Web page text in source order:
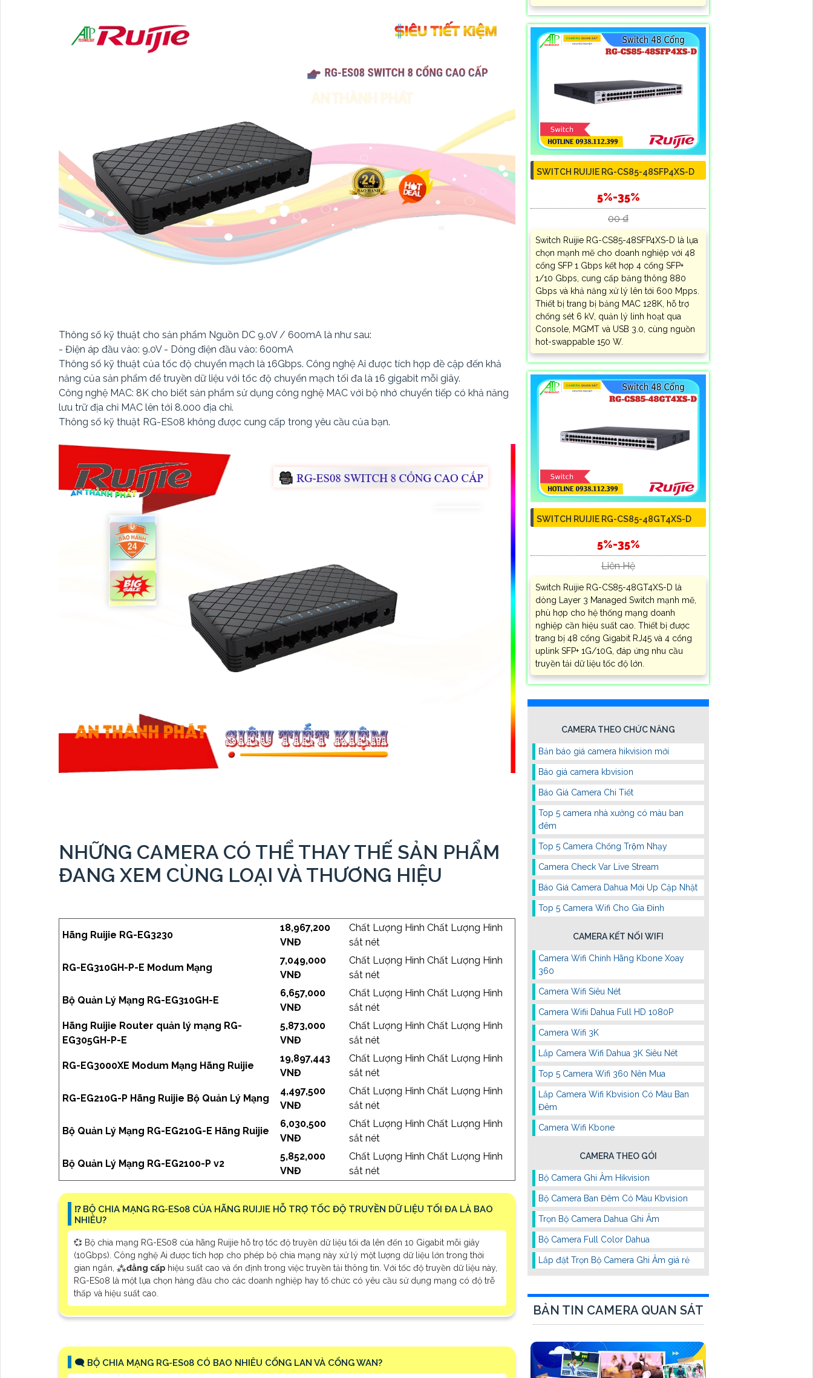
Thông số kỹ thuật cho sản phẩm Nguồn DC 9.0V / 600mA là như sau:
- Điện áp đầu vào: 9.0V - Dòng điện đầu vào: 600mA
Thông số kỹ thuật của tốc độ chuyển mạch là 16Gbps. Công nghệ Ai được tích hợp đề cập đến khả
năng của sản phẩm để truyền dữ liệu với tốc độ chuyển mạch tối đa là 16 gigabit mỗi giây.
Công nghệ MAC: 8K cho biết sản phẩm sử dụng công nghệ MAC với bộ nhớ chuyển tiếp có khả năng
lưu trữ địa chỉ MAC lên tới 8.000 địa chỉ.
Thông số kỹ thuật RG-ES08 không được cung cấp trong yêu cầu của bạn.
NHỮNG CAMERA CÓ THỂ THAY THẾ SẢN PHẨM
ĐANG XEM CÙNG LOẠI VÀ THƯƠNG HIỆU
Hãng Ruijie RG-EG3230
18,967,200
VNĐ
Chất Lượng Hình Chất Lượng Hình
sắt nét
RG-EG310GH-P-E Modum Mạng
7,049,000
VNĐ
Chất Lượng Hình Chất Lượng Hình
sắt nét
Bộ Quản Lý Mạng RG-EG310GH-E
6,657,000
VNĐ
Chất Lượng Hình Chất Lượng Hình
sắt nét
Hãng Ruijie Router quản lý mạng RG-
EG305GH-P-E
5,873,000
VNĐ
Chất Lượng Hình Chất Lượng Hình
sắt nét
RG-EG3000XE Modum Mạng Hãng Ruijie
19,897,443
VNĐ
Chất Lượng Hình Chất Lượng Hình
sắt nét
RG-EG210G-P Hãng Ruijie Bộ Quản Lý Mạng
4,497,500
VNĐ
Chất Lượng Hình Chất Lượng Hình
sắt nét
Bộ Quản Lý Mạng RG-EG210G-E Hãng Ruijie
6,030,500
VNĐ
Chất Lượng Hình Chất Lượng Hình
sắt nét
Bộ Quản Lý Mạng RG-EG2100-P v2
5,852,000
VNĐ
Chất Lượng Hình Chất Lượng Hình
sắt nét
⁉️ BỘ CHIA MẠNG RG-ES08 CỦA HÃNG RUIJIE HỖ TRỢ TỐC ĐỘ TRUYỀN DỮ LIỆU TỐI ĐA LÀ BAO
NHIÊU?
💞 Bộ chia mạng RG-ES08 của hãng Ruijie hỗ trợ tốc độ truyền dữ liệu tối đa lên đến 10 Gigabit mỗi giây
(10Gbps). Công nghệ Ai được tích hợp cho phép bộ chia mạng này xử lý một lượng dữ liệu lớn trong thời
gian ngắn, ⁂đẳng cấp hiệu suất cao và ổn định trong việc truyền tải thông tin. Với tốc độ truyền dữ liệu này,
RG-ES08 là một lựa chọn hàng đầu cho các doanh nghiệp hay tổ chức có yêu cầu sử dụng mạng có độ trễ
thấp và hiệu suất cao.
🗨️ BỘ CHIA MẠNG RG-ES08 CÓ BAO NHIÊU CỔNG LAN VÀ CỔNG WAN?
SWITCH RUIJIE RG-CS85-48SFP4XS-D
5%-35%
00 ₫
Switch Ruijie RG-CS85-48SFP4XS-D là lựa
chọn mạnh mẽ cho doanh nghiệp với 48
cổng SFP 1 Gbps kết hợp 4 cổng SFP+
1/10 Gbps, cung cấp băng thông 880
Gbps và khả năng xử lý lên tới 600 Mpps.
Thiết bị trang bị bảng MAC 128K, hỗ trợ
chống sét 6 kV, quản lý linh hoạt qua
Console, MGMT và USB 3.0, cùng nguồn
hot-swappable 150 W.
SWITCH RUIJIE RG-CS85-48GT4XS-D
5%-35%
Liên Hệ
Switch Ruijie RG-CS85-48GT4XS-D là
dòng Layer 3 Managed Switch mạnh mẽ,
phù hợp cho hệ thống mạng doanh
nghiệp cần hiệu suất cao. Thiết bị được
trang bị 48 cổng Gigabit RJ45 và 4 cổng
uplink SFP+ 1G/10G, đáp ứng nhu cầu
truyền tải dữ liệu tốc độ lớn.
CAMERA THEO CHỨC NĂNG
Bản báo giá camera hikvision mới
Báo giá camera kbvision
Báo Giá Camera Chi Tiết
Top 5 camera nhà xưởng có màu ban
đêm
Top 5 Camera Chống Trộm Nhạy
Camera Check Var Live Stream
Báo Giá Camera Dahua Mới Up Cập Nhật
Top 5 Camera Wifi Cho Gia Đình
CAMERA KẾT NỐI WIFI
Camera Wifi Chính Hãng Kbone Xoay
360
Camera Wifi Siêu Nét
Camera Wifii Dahua Full HD 1080P
Camera Wifi 3K
Lắp Camera Wifi Dahua 3K Siêu Nét
Top 5 Camera Wifi 360 Nên Mua
Lắp Camera Wifi Kbvision Có Màu Ban
Đêm
Camera Wifi Kbone
CAMERA THEO GÓI
Bộ Camera Ghi Âm Hikvision
Bộ Camera Ban Đêm Có Màu Kbvision
Trọn Bộ Camera Dahua Ghi Âm
Bộ Camera Full Color Dahua
Lắp đặt Trọn Bộ Camera Ghi Âm giá rẻ
BẢN TIN CAMERA QUAN SÁT